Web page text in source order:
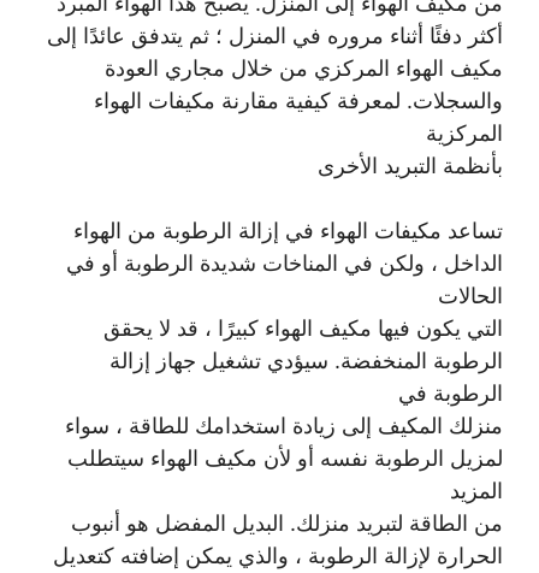
أكثر دفئًا أثناء مروره في المنزل ؛ ثم يتدفق عائدًا إلى
مكيف الهواء المركزي من خلال مجاري العودة
والسجلات. لمعرفة كيفية مقارنة مكيفات الهواء
المركزية
بأنظمة التبريد الأخرى
تساعد مكيفات الهواء في إزالة الرطوبة من الهواء
الداخل ، ولكن في المناخات شديدة الرطوبة أو في
الحالات
التي يكون فيها مكيف الهواء كبيرًا ، قد لا يحقق
الرطوبة المنخفضة. سيؤدي تشغيل جهاز إزالة
الرطوبة في
منزلك المكيف إلى زيادة استخدامك للطاقة ، سواء
لمزيل الرطوبة نفسه أو لأن مكيف الهواء سيتطلب
المزيد
من الطاقة لتبريد منزلك. البديل المفضل هو أنبوب
الحرارة لإزالة الرطوبة ، والذي يمكن إضافته كتعديل